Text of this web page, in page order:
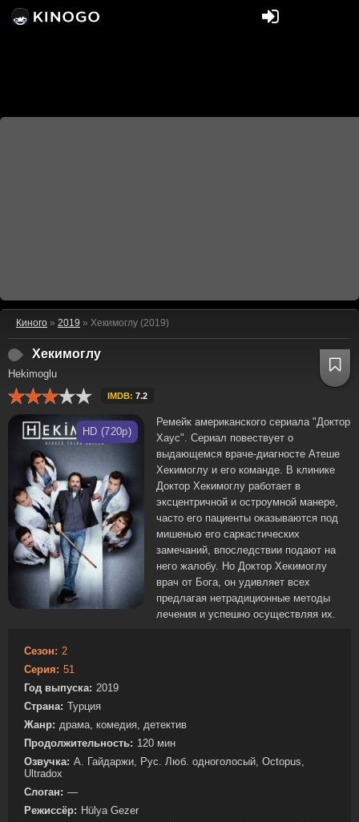
Киного » 2019 » Хекимоглу (2019)
Хекимоглу
Hekimoglu
IMDB: 7.2
HD (720p)
Ремейк американского сериала "Доктор
Хаус". Сериал повествует о
выдающемся враче-диагносте Атеше
Хекимоглу и его команде. В клинике
Доктор Хекимоглу работает в
эксцентричной и остроумной манере,
часто его пациенты оказываются под
мишенью его саркастических
замечаний, впоследствии подают на
него жалобу. Но Доктор Хекимоглу
врач от Бога, он удивляет всех
предлагая нетрадиционные методы
лечения и успешно осуществляя их.
Сезон: 2
Серия: 51
Год выпуска: 2019
Страна: Турция
Жанр: драма, комедия, детектив
Продолжительность: 120 мин
Озвучка: А. Гайдаржи, Рус. Люб. одноголосый, Octopus,
Ultradox
Слоган: —
Режиссёр: Hülya Gezer